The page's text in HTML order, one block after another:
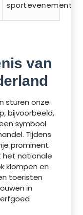
sportevenementen
van
sturen onze
bijvoorbeeld,
symbool
Tijdens
prominent
het nationale
klompen en
toeristen
in